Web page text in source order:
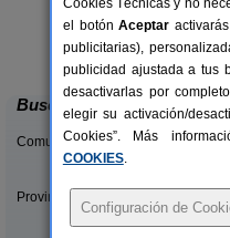
Casa
Buscar
Comunidades:
Provincias/Islas:
Cookies Técnicas y no
el botónAceptar
publicitarias),
publicidad ajustada a tus
desactivarlas por
elegir su activación/
Cookies”. Más
COOKIES.